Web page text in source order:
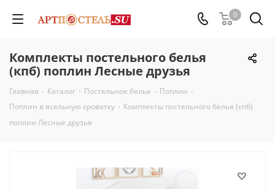
0
Комплекты постельного белья
(кпб) поплин Лесные друзья
Главная - Каталог - Постельное белье - Поплин -
Поплин в ясельную кроватку - Комплекты постельного белья (кпб)
поплин Лесные друзья